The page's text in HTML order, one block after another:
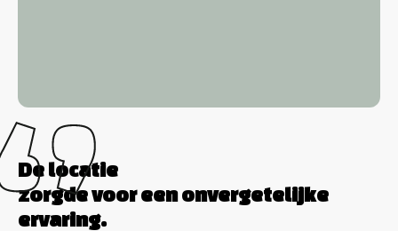
De locatie
zorgde voor een onvergetelijke
ervaring.